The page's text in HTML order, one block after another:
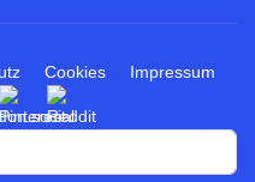
Cookies Impressum